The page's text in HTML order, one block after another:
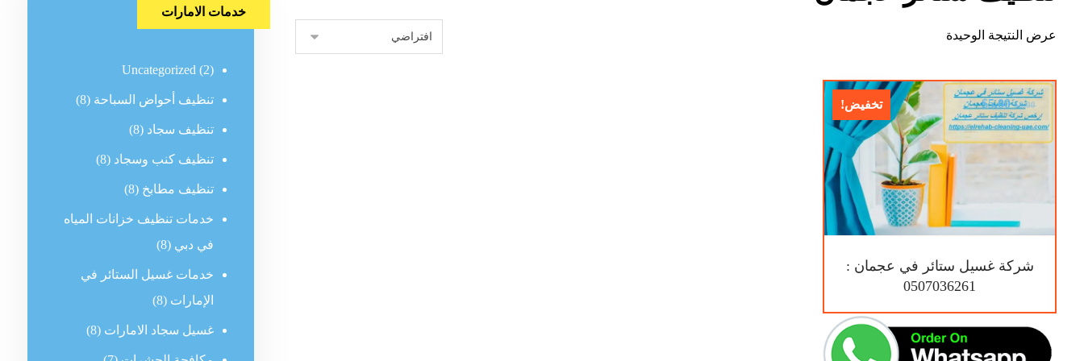
عرض النتيجة الوحيدة
تخفيض!
شركة غسيل ستائر في عجمان :
0507036261
$8.00
$5.00
خدمات الامارات
Uncategorized (2)
تنظيف أحواض السباحة (8)
تنظيف سجاد (8)
تنظيف كنب وسجاد (8)
تنظيف مطابخ (8)
خدمات تنظيف خزانات المياه
في دبي (8)
خدمات غسيل الستائر في
الإمارات (8)
غسيل سجاد الامارات (8)